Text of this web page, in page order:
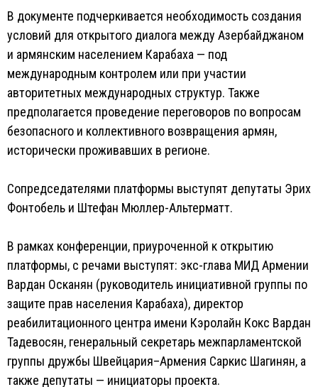
В документе подчеркивается необходимость создания
условий для открытого диалога между Азербайджаном
и армянским населением Карабаха — под
международным контролем или при участии
авторитетных международных структур. Также
предполагается проведение переговоров по вопросам
безопасного и коллективного возвращения армян,
исторически проживавших в регионе.
Сопредседателями платформы выступят депутаты Эрих
Фонтобель и Штефан Мюллер-Альтерматт.
В рамках конференции, приуроченной к открытию
платформы, с речами выступят: экс-глава МИД Армении
Вардан Осканян (руководитель инициативной группы по
защите прав населения Карабаха), директор
реабилитационного центра имени Кэролайн Кокс Вардан
Тадевосян, генеральный секретарь межпарламентской
группы дружбы Швейцария–Армения Саркис Шагинян, а
также депутаты — инициаторы проекта.